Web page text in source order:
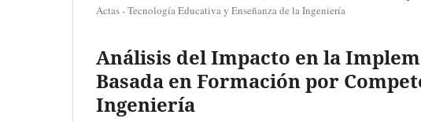
Actas - Tecnología Educativa y Enseñanza de la Ingeniería
Análisis del Impacto en la
Basada en Formación por
Ingeniería